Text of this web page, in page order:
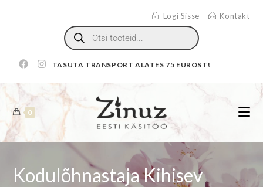
Logi Sisse Kontakt
TASUTA TRANSPORT ALATES 75 EUROST!
0
Kodulõhnastaja Kihisev